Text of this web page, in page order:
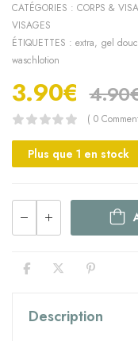
CATÉGORIES : CORPS &
VISAGES
ÉTIQUETTES : extra, gel
waschlotion
3.90€ 4.90
( 0
Plus que 1 en stock
Description